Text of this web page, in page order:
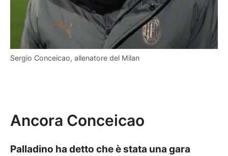
Sergio Conceicao, allenatore del Milan
Ancora Conceicao
Palladino ha detto che è stata una gara